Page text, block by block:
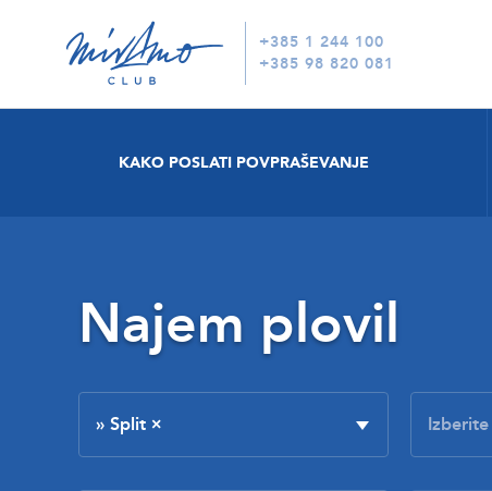
+385 1 244 100
+385 98 820 081
KAKO POSLATI POVPRAŠEVANJE
Najem plovil
» Split ×